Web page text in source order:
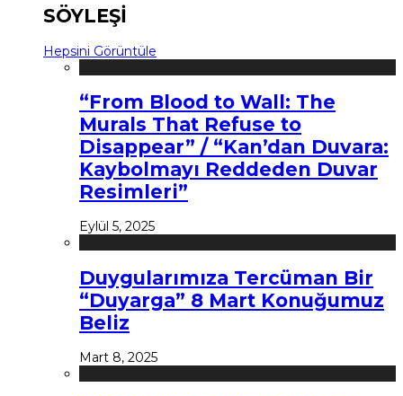
SÖYLEŞİ
Hepsini Görüntüle
“From Blood to Wall: The
Murals That Refuse to
Disappear” / “Kan’dan Duvara:
Kaybolmayı Reddeden Duvar
Resimleri”
Eylül 5, 2025
Duygularımıza Tercüman Bir
“Duyarga” 8 Mart Konuğumuz
Beliz
Mart 8, 2025